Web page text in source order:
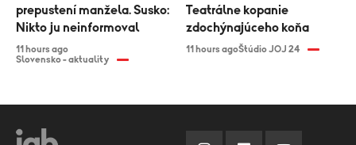
prepustení manžela. Susko:
Nikto ju neinformoval
11 hours ago
Slovensko - aktuality
Teatrálne kopanie
zdochýnajúceho koňa
11 hours agoŠtúdio JOJ 24